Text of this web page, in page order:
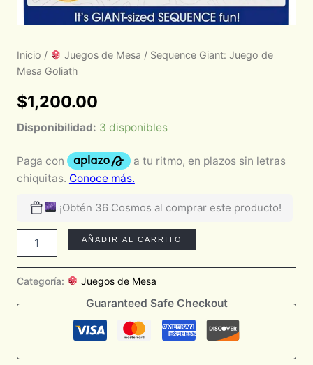
Inicio / Juegos de Mesa / Sequence Giant: Juego de
Mesa Goliath
$1,200.00
Disponibilidad: 3 disponibles
¡Obtén 36 Cosmos al comprar este producto!
AÑADIR AL CARRITO
Categoría: Juegos de Mesa
Guaranteed Safe Checkout